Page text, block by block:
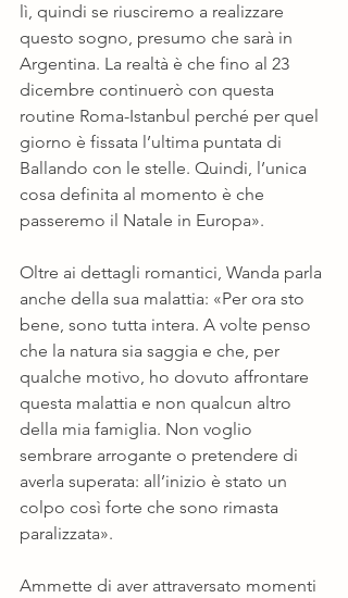
lì, quindi se riusciremo a realizzare
questo sogno, presumo che sarà in
Argentina. La realtà è che fino al 23
dicembre continuerò con questa
routine Roma-Istanbul perché per quel
giorno è fissata l’ultima puntata di
Ballando con le stelle. Quindi, l’unica
cosa definita al momento è che
passeremo il Natale in Europa».
Oltre ai dettagli romantici, Wanda parla
anche della sua malattia: «Per ora sto
bene, sono tutta intera. A volte penso
che la natura sia saggia e che, per
qualche motivo, ho dovuto affrontare
questa malattia e non qualcun altro
della mia famiglia. Non voglio
sembrare arrogante o pretendere di
averla superata: all’inizio è stato un
colpo così forte che sono rimasta
paralizzata».
Ammette di aver attraversato momenti